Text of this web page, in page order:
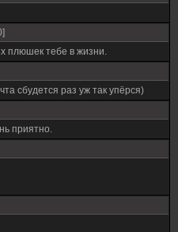
плюшек тебе в жизни.
сбудется раз уж так упёрся)
приятно.